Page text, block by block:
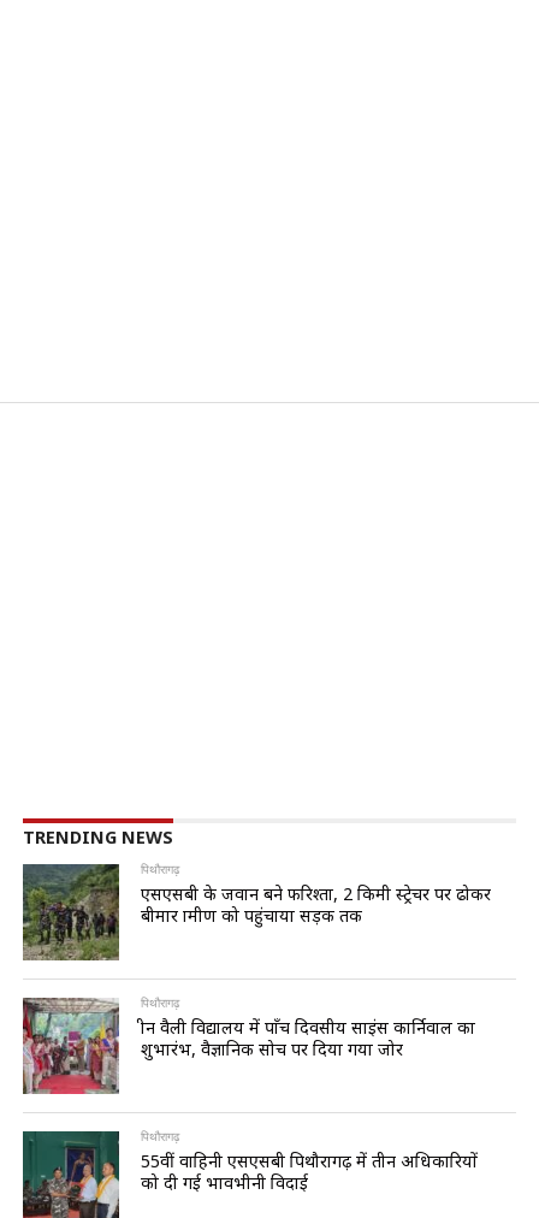
TRENDING NEWS
पिथौरागढ़
एसएसबी के जवान बने फरिश्ता, 2 किमी स्ट्रेचर पर ढोकर
बीमार ग्रामीण को पहुंचाया सड़क तक
पिथौरागढ़
ग्रीन वैली विद्यालय में पाँच दिवसीय साइंस कार्निवाल का
शुभारंभ, वैज्ञानिक सोच पर दिया गया जोर
पिथौरागढ़
55वीं वाहिनी एसएसबी पिथौरागढ़ में तीन अधिकारियों
को दी गई भावभीनी विदाई